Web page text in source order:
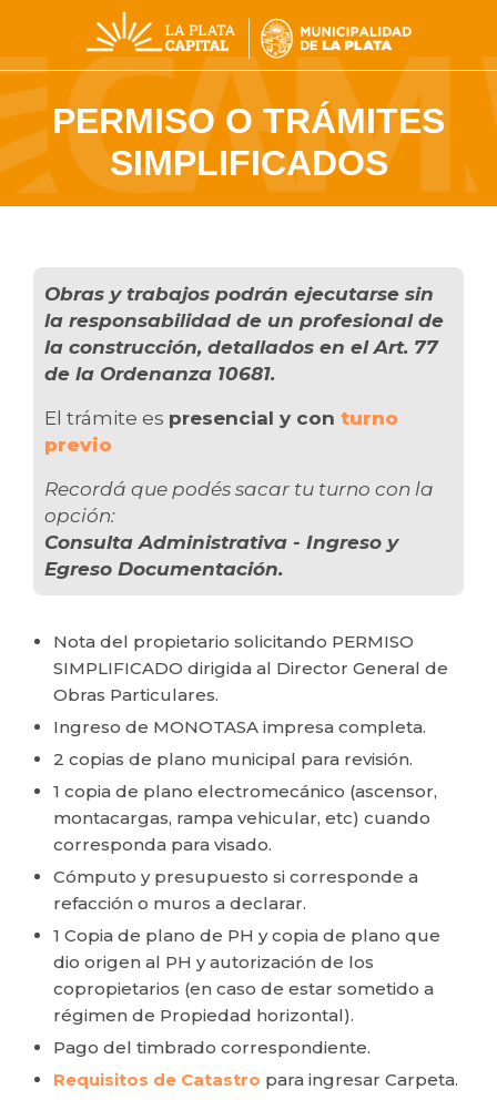
PERMISO O TRÁMITES
SIMPLIFICADOS
Obras y trabajos podrán ejecutarse sin
la responsabilidad de un profesional de
la construcción, detallados en el Art. 77
de la Ordenanza 10681.
El trámite es presencial y con turno
previo
Recordá que podés sacar tu turno con la
opción:
Consulta Administrativa - Ingreso y
Egreso Documentación.
Nota del propietario solicitando PERMISO
SIMPLIFICADO dirigida al Director General de
Obras Particulares.
Ingreso de MONOTASA impresa completa.
2 copias de plano municipal para revisión.
1 copia de plano electromecánico (ascensor,
montacargas, rampa vehicular, etc) cuando
corresponda para visado.
Cómputo y presupuesto si corresponde a
refacción o muros a declarar.
1 Copia de plano de PH y copia de plano que
dio origen al PH y autorización de los
copropietarios (en caso de estar sometido a
régimen de Propiedad horizontal).
Pago del timbrado correspondiente.
Requisitos de Catastro para ingresar Carpeta.